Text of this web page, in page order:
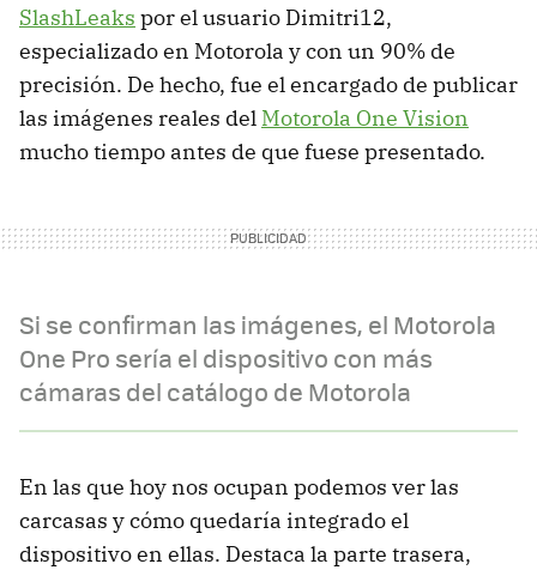
SlashLeaks por el usuario Dimitri12,
especializado en Motorola y con un 90% de
precisión. De hecho, fue el encargado de publicar
las imágenes reales del Motorola One Vision
mucho tiempo antes de que fuese presentado.
Si se confirman las imágenes, el Motorola
One Pro sería el dispositivo con más
cámaras del catálogo de Motorola
En las que hoy nos ocupan podemos ver las
carcasas y cómo quedaría integrado el
dispositivo en ellas. Destaca la parte trasera,